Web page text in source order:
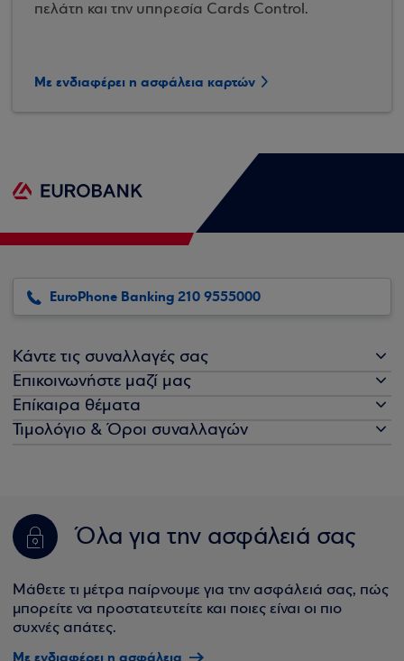
πελάτη και την υπηρεσία Cards Control.
Με ενδιαφέρει η ασφάλεια καρτών
EuroPhone Banking 210 9555000
Κάντε τις συναλλαγές σας
Επικοινωνήστε μαζί μας
Επίκαιρα θέματα
Τιμολόγιο & Όροι συναλλαγών
Όλα για την ασφάλειά σας
Μάθετε τι μέτρα παίρνουμε για την ασφάλειά σας, πώς
μπορείτε να προστατευτείτε και ποιες είναι οι πιο
συχνές απάτες.
Με ενδιαφέρει η ασφάλεια